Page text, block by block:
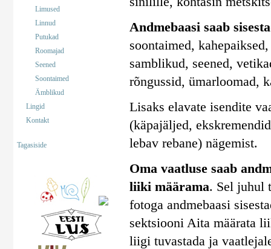
Limused
Linnud
Putukad
Roomajad
Seened
Soontaimed
Ämblikud
Lingid
Kontakt
Tagasiside
Andmebaasi saab
soontaimed,
samblikud, seened,
rõngussid, ümarloomad,
Lisaks elavate isendite
(käpajäljed,
lebav rebane) nägemist.
Oma vaatluse saab
liiki määrama. Sel juhul
fotoga andmebaasi
sektsiooni Aita määrata
liigi tuvastada ja